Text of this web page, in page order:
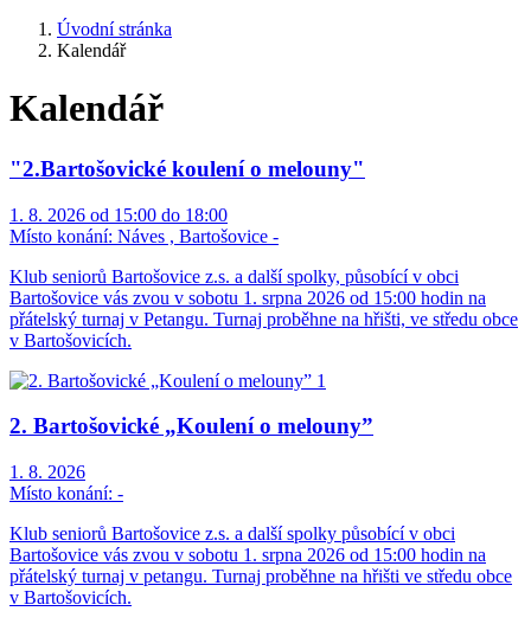
Úvodní stránka
Kalendář
Kalendář
"2.Bartošovické koulení o melouny"
1. 8. 2026 od 15:00 do 18:00
Místo konání: Náves , Bartošovice -
Klub seniorů Bartošovice z.s. a další spolky, působící v obci
Bartošovice vás zvou v sobotu 1. srpna 2026 od 15:00 hodin na
přátelský turnaj v Petangu. Turnaj proběhne na hřišti, ve středu obce
v Bartošovicích.
2. Bartošovické „Koulení o melouny”
1. 8. 2026
Místo konání: -
Klub seniorů Bartošovice z.s. a další spolky působící v obci
Bartošovice vás zvou v sobotu 1. srpna 2026 od 15:00 hodin na
přátelský turnaj v petangu. Turnaj proběhne na hřišti ve středu obce
v Bartošovicích.